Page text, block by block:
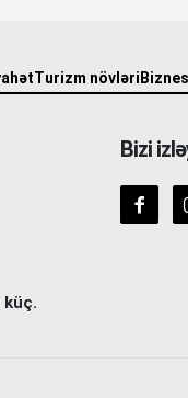
Turizm növləri Biznes
küç.
Bizi